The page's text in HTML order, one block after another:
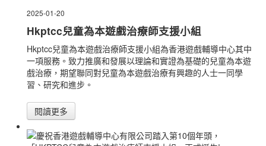
2025-01-20
Hkptcc兒童為本遊戲治療師支援小組
Hkptcc兒童為本遊戲治療師支援小組為香港遊戲輔導中心其中
一項服務。致力推廣和發展以理論和實證為基礎的兒童為本遊
戲治療，期望聯同對兒童為本遊戲治療有興趣的人士一同學
習、研究和進步。
閱讀更多